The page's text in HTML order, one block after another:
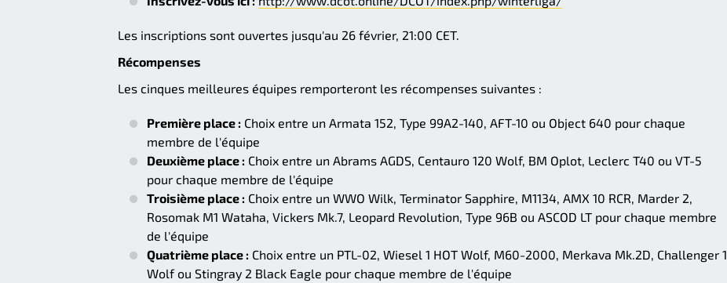
Les inscriptions sont ouvertes jusqu'au 26 février, 21:00 CET.
Récompenses
Les cinques meilleures équipes remporteront les récompenses suivantes :
Première place : Choix entre un Armata 152, Type 99A2-140, AFT-10 ou Object 640 pour chaque
membre de l'équipe
Deuxième place : Choix entre un Abrams AGDS, Centauro 120 Wolf, BM Oplot, Leclerc T40 ou VT-5
pour chaque membre de l'équipe
Troisième place : Choix entre un WWO Wilk, Terminator Sapphire, M1134, AMX 10 RCR, Marder 2,
Rosomak M1 Wataha, Vickers Mk.7, Leopard Revolution, Type 96B ou ASCOD LT pour chaque membre
de l'équipe
Quatrième place : Choix entre un PTL-02, Wiesel 1 HOT Wolf, M60-2000, Merkava Mk.2D, Challenger 1
Wolf ou Stingray 2 Black Eagle pour chaque membre de l'équipe